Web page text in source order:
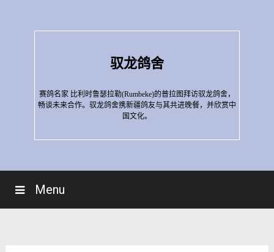
驭龙鸽舍
赛鸽名家 比利时鲁瑟拉勒(Rumbeke)的普拉图拜访驭龙鸽舍，
畅谈未来合作。驭龙鸽舍携新疆鸽友与其共进晚餐，并欣赏中
国文化。
Menu